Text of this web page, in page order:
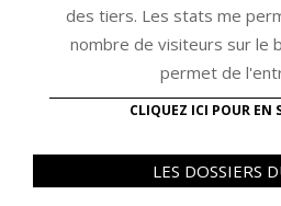
des tiers. Les stats me
nombre de visiteurs sur le
permet de
CLIQUEZ ICI POUR EN
LES DOSSIERS